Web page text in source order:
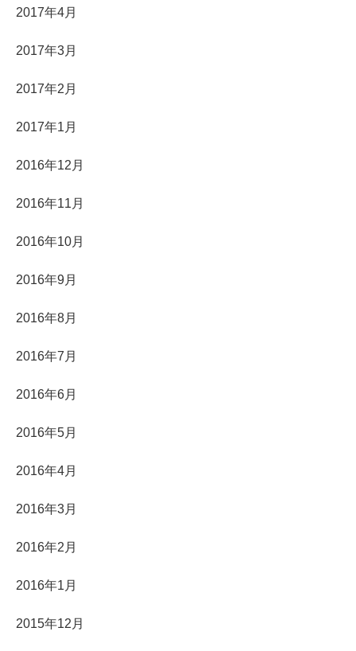
2017年4月
2017年3月
2017年2月
2017年1月
2016年12月
2016年11月
2016年10月
2016年9月
2016年8月
2016年7月
2016年6月
2016年5月
2016年4月
2016年3月
2016年2月
2016年1月
2015年12月